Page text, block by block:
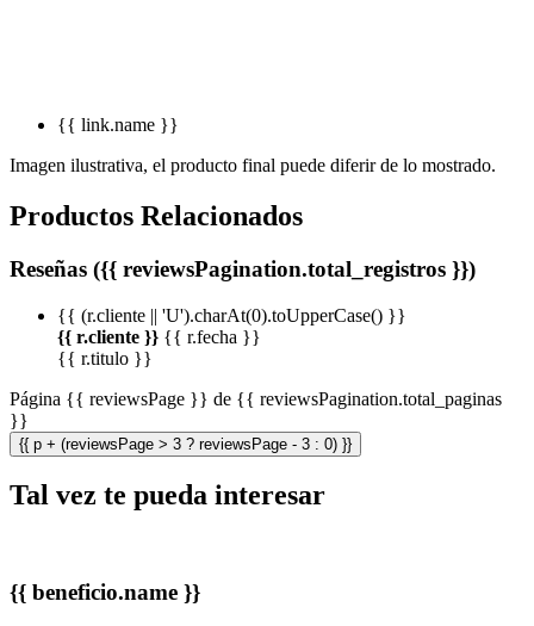
{{ link.name }}
Imagen ilustrativa, el producto final puede diferir de lo mostrado.
Productos Relacionados
Reseñas ({{ reviewsPagination.total_registros }})
{{ (r.cliente || 'U').charAt(0).toUpperCase() }}
{{ r.cliente }} {{ r.fecha }}
{{ r.titulo }}
Página {{ reviewsPage }} de {{ reviewsPagination.total_paginas
}}
{{ p + (reviewsPage > 3 ? reviewsPage - 3 : 0) }}
Tal vez te pueda interesar
{{ beneficio.name }}